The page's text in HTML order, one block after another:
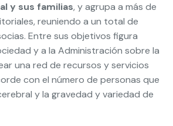
y sus familias, y agrupa a más de
reuniendo a un total de
Entre sus objetivos figura
y a la Administración sobre la
una red de recursos y servicios
con el número de personas que
y la gravedad y variedad de